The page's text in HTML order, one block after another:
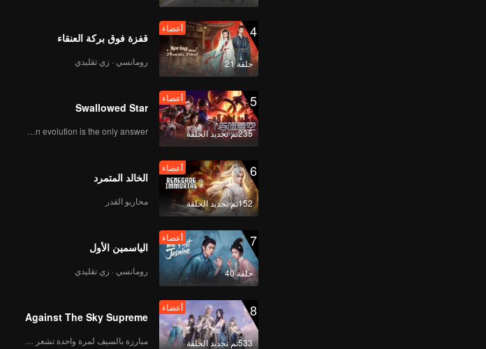
4
حلقة 21
أعضاء
قفزة فوق بركة العنقاء
رومانسي · زي تقليدي
5
235تم تجديد الحلقة
أعضاء
Swallowed Star
Human evolution is the only answer.
6
152تم تجديد الحلقة
أعضاء
الخالد المتمرد
محاربو القدر
7
حلقة 40
أعضاء
الياسمين الأول
رومانسي · زي تقليدي
8
533تم تجديد الحلقة
أعضاء
Against The Sky Supreme